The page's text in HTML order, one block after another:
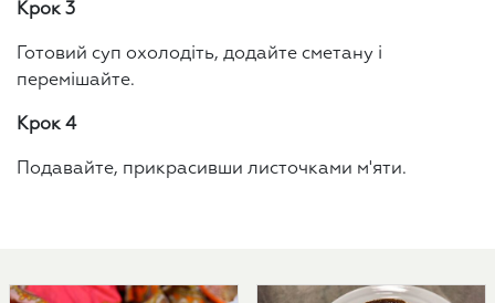
Крок 3
Готовий суп охолодіть, додайте сметану і
перемішайте.
Крок 4
Подавайте, прикрасивши листочками м'яти.